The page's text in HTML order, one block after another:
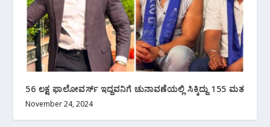
56 ಲಕ್ಷ ಫಾಲೋವರ್ಸ್ ಇದ್ದವನಿಗೆ ಚುನಾವಣೆಯಲ್ಲಿ ಸಿಕ್ಕಿದ್ದು 155 ಮತ
November 24, 2024